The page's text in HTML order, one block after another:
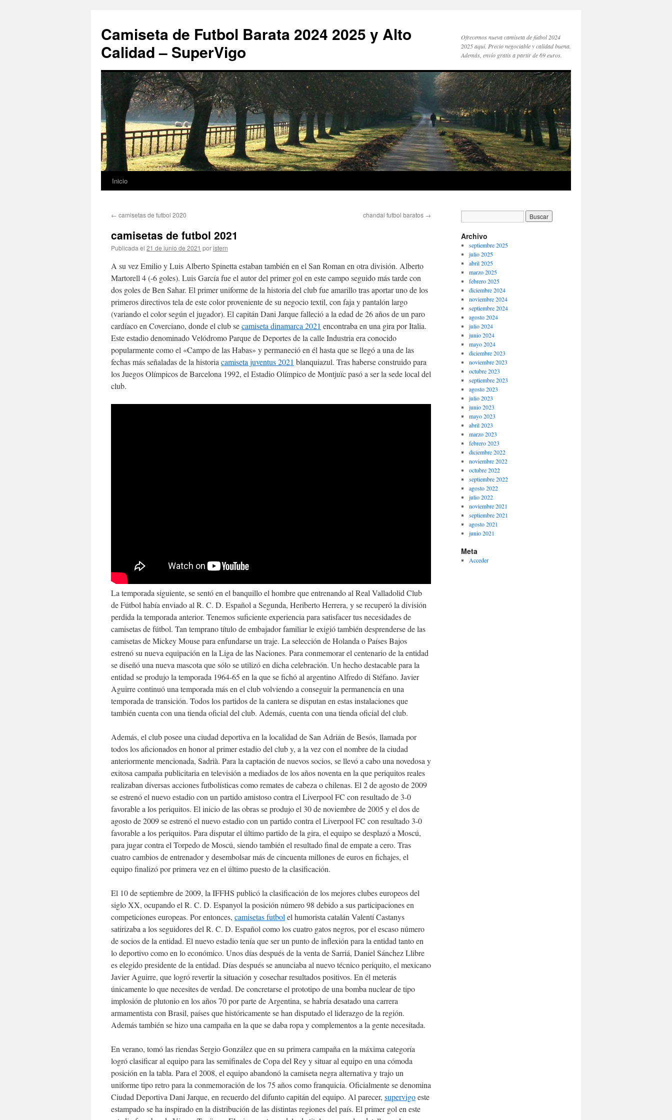
Camiseta de Futbol Barata 2024 2025 y Alto
Calidad – SuperVigo
Ofrecemos nueva camiseta de fútbol 2024
2025 aquí. Precio negociable y calidad buena.
Además, envío gratis a partir de 69 euros.
Saltar
contenido
Inicio
← camisetas de futbol 2020 chandal futbol baratos →
camisetas de futbol 2021
Publicada el 21 de junio de 2021 poristern
A su vez Emilio y Luis Alberto Spinetta estaban también en el San Roman en otra división. Alberto
Martorell 4 (-6 goles). Luis García fue el autor del primer gol en este campo seguido más tarde con
dos goles de Ben Sahar. El primer uniforme de la historia del club fue amarillo tras aportar uno de los
primeros directivos tela de este color proveniente de su negocio textil, con faja y pantalón largo
(variando el color según el jugador). El capitán Dani Jarque falleció a la edad de 26 años de un paro
cardíaco en Coverciano, donde el club secamiseta dinamarca 2021 encontraba en una gira por Italia.
Este estadio denominado Velódromo Parque de Deportes de la calle Industria era conocido
popularmente como el «Campo de las Habas» y permaneció en él hasta que se llegó a una de las
fechas más señaladas de la historia camiseta juventus 2021 blanquiazul. Tras haberse construido para
los Juegos Olímpicos de Barcelona 1992, el Estadio Olímpico de Montjuïc pasó a ser la sede local del
club.
La temporada siguiente, se sentó en el banquillo el hombre que entrenando al Real Valladolid Club
de Fútbol había enviado al R. C. D. Español a Segunda, Heriberto Herrera, y se recuperó la división
perdida la temporada anterior. Tenemos suficiente experiencia para satisfacer tus necesidades de
camisetas de fútbol. Tan temprano título de embajador familiar le exigió también desprenderse de las
camisetas de Mickey Mouse para enfundarse un traje. La selección de Holanda o Países Bajos
estrenó su nueva equipación en la Liga de las Naciones. Para conmemorar el centenario de la entidad
se diseñó una nueva mascota que sólo se utilizó en dicha celebración. Un hecho destacable para la
entidad se produjo la temporada 1964-65 en la que se fichó al argentino Alfredo di Stéfano. Javier
Aguirre continuó una temporada más en el club volviendo a conseguir la permanencia en una
temporada de transición. Todos los partidos de la cantera se disputan en estas instalaciones que
también cuenta con una tienda oficial del club. Además, cuenta con una tienda oficial del club.
Además, el club posee una ciudad deportiva en la localidad de San Adrián de Besós, llamada por
todos los aficionados en honor al primer estadio del club y, a la vez con el nombre de la ciudad
anteriormente mencionada, Sadrià. Para la captación de nuevos socios, se llevó a cabo una novedosa y
exitosa campaña publicitaria en televisión a mediados de los años noventa en la que periquitos reales
realizaban diversas acciones futbolísticas como remates de cabeza o chilenas. El 2 de agosto de 2009
se estrenó el nuevo estadio con un partido amistoso contra el Liverpool FC con resultado de 3-0
favorable a los periquitos. El inicio de las obras se produjo el 30 de noviembre de 2005 y el dos de
agosto de 2009 se estrenó el nuevo estadio con un partido contra el Liverpool FC con resultado 3-0
favorable a los periquitos. Para disputar el último partido de la gira, el equipo se desplazó a Moscú,
para jugar contra el Torpedo de Moscú, siendo también el resultado final de empate a cero. Tras
cuatro cambios de entrenador y desembolsar más de cincuenta millones de euros en fichajes, el
equipo finalizó por primera vez en el último puesto de la clasificación.
El 10 de septiembre de 2009, la IFFHS publicó la clasificación de los mejores clubes europeos del
siglo XX, ocupando el R. C. D. Espanyol la posición número 98 debido a sus participaciones en
competiciones europeas. Por entonces, camisetas futbol el humorista catalán Valentí Castanys
satirizaba a los seguidores del R. C. D. Español como los cuatro gatos negros, por el escaso número
de socios de la entidad. El nuevo estadio tenía que ser un punto de inflexión para la entidad tanto en
lo deportivo como en lo económico. Unos días después de la venta de Sarriá, Daniel Sánchez Llibre
es elegido presidente de la entidad. Días después se anunciaba al nuevo técnico periquito, el mexicano
Javier Aguirre, que logró revertir la situación y cosechar resultados positivos. En él meterás
únicamente lo que necesites de verdad. De concretarse el prototipo de una bomba nuclear de tipo
implosión de plutonio en los años 70 por parte de Argentina, se habría desatado una carrera
armamentista con Brasil, países que históricamente se han disputado el liderazgo de la región.
Además también se hizo una campaña en la que se daba ropa y complementos a la gente necesitada.
En verano, tomó las riendas Sergio González que en su primera campaña en la máxima categoría
logró clasificar al equipo para las semifinales de Copa del Rey y situar al equipo en una cómoda
posición en la tabla. Para el 2008, el equipo abandonó la camiseta negra alternativa y trajo un
uniforme tipo retro para la conmemoración de los 75 años como franquicia. Oficialmente se denomina
Ciudad Deportiva Dani Jarque, en recuerdo del difunto capitán del equipo. Al parecer, supervigoeste
estampado se ha inspirado en la distribución de las distintas regiones del país. El primer gol en este
Archivo
septiembre 2025
julio 2025
abril 2025
marzo 2025
febrero 2025
diciembre 2024
noviembre 2024
septiembre 2024
agosto 2024
julio 2024
junio 2024
mayo 2024
diciembre 2023
noviembre 2023
octubre 2023
septiembre 2023
agosto 2023
julio 2023
junio 2023
mayo 2023
abril 2023
marzo 2023
febrero 2023
diciembre 2022
noviembre 2022
octubre 2022
septiembre 2022
agosto 2022
julio 2022
noviembre 2021
septiembre 2021
agosto 2021
junio 2021
Meta
Acceder